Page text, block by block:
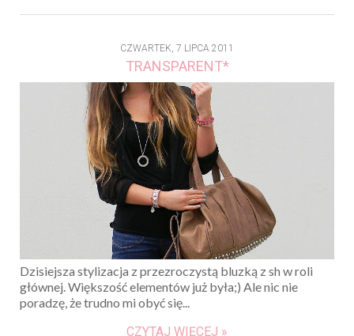
CZWARTEK, 7 LIPCA 2011
TRANSPARENT*
Dzisiejsza stylizacja z przezroczystą bluzką z sh w roli
głównej. Większość elementów już była;) Ale nic nie
poradzę, że trudno mi obyć się...
CZYTAJ WIĘCEJ »